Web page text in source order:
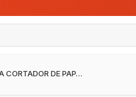
CUCHILLAS 8 GAJOS PARA CORTADOR DE PAPAS